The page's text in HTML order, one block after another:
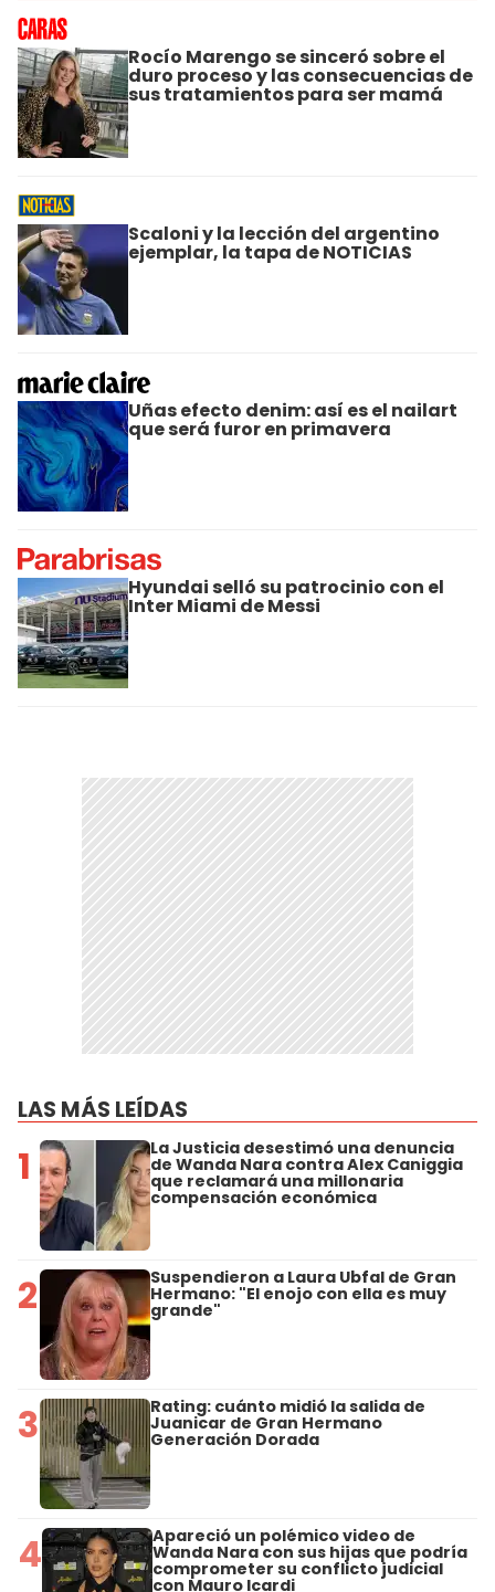
Rocío Marengo se sinceró sobre el
duro proceso y las consecuencias de
sus tratamientos para ser mamá
Scaloni y la lección del argentino
ejemplar, la tapa de NOTICIAS
Uñas efecto denim: así es el nailart
que será furor en primavera
Hyundai selló su patrocinio con el
Inter Miami de Messi
LAS MÁS LEÍDAS
1 La Justicia desestimó una denuncia
de Wanda Nara contra Alex Caniggia
que reclamará una millonaria
compensación económica
2 Suspendieron a Laura Ubfal de Gran
Hermano: "El enojo con ella es muy
grande"
3 Rating: cuánto midió la salida de
Juanicar de Gran Hermano
Generación Dorada
4 Apareció un polémico video de
Wanda Nara con sus hijas que podría
comprometer su conflicto judicial
con Mauro Icardi